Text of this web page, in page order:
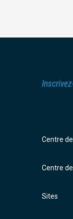
Centre
Centre
Sites